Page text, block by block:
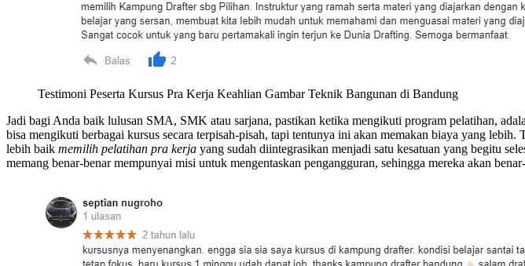
Testimoni Peserta Kursus Pra Kerja Keahlian Gambar Teknik Bangunan di Bandung
Jadi bagi Anda baik lulusan SMA, SMK atau sarjana, pastikan ketika mengikuti program pelatihan,
bisa mengikuti berbagai kursus secara terpisah-pisah, tapi tentunya ini akan memakan biaya yang
lebih baik memilih pelatihan pra kerja yang sudah diintegrasikan menjadi satu kesatuan yang begitu
memang benar-benar mempunyai misi untuk mengentaskan pengangguran, sehingga mereka akan